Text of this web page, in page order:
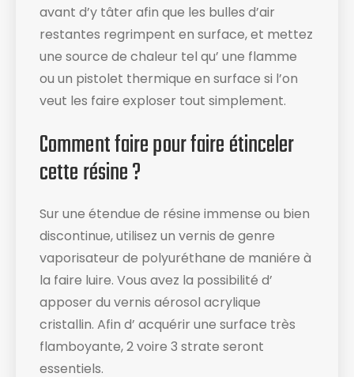
avant d’y tâter afin que les bulles d’air
restantes regrimpent en surface, et mettez
une source de chaleur tel qu’ une flamme
ou un pistolet thermique en surface si l’on
veut les faire exploser tout simplement.
Comment faire pour faire étinceler
cette résine ?
Sur une étendue de résine immense ou bien
discontinue, utilisez un vernis de genre
vaporisateur de polyuréthane de maniére à
la faire luire. Vous avez la possibilité d’
apposer du vernis aérosol acrylique
cristallin. Afin d’ acquérir une surface très
flamboyante, 2 voire 3 strate seront
essentiels.